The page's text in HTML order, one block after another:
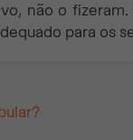
não o
para os